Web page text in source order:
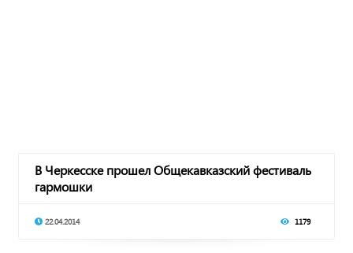
В Черкесске прошел Общекавказский фестиваль
гармошки
22.04.2014 1179